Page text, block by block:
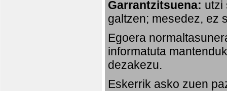
Garrantzitsuena: utzi
galtzen; mesedez, ez
Egoera
informatuta
dezakezu.
Eskerrik asko zuen